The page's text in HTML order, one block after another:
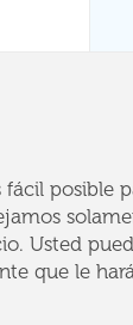
posible
Usted
que le